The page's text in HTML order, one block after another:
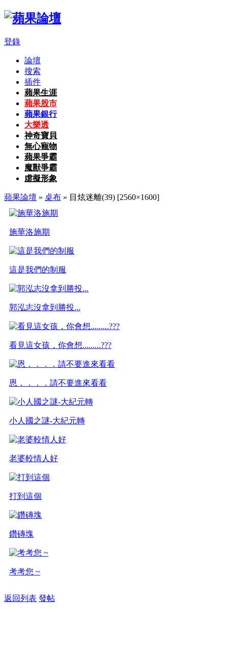
登錄
論壇
搜索
插件
蘋果生涯
蘋果股市
蘋果銀行
大樂透
神奇寶貝
無心寵物
蘋果爭霸
魔獸爭霸
虛擬形象
蘋果論壇 » 桌布 » 目炫迷離(39) [2560×1600]
施華洛施期
這是我們的制服
郭泓志沒拿到勝投...
看見這女孩，你會想.........???
恩．．．．請不要進來看看
小人國之謎-大紀元轉
老婆較情人好
打到這個
鑽磚塊
考考您 ~
返回列表 發帖